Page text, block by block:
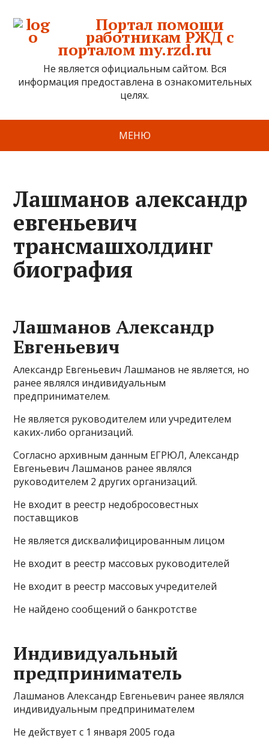
Портал помощи
работникам РЖД с
порталом my.rzd.ru
Не является официальным сайтом. Вся
информация предоставлена в ознакомительных
целях.
МЕНЮ
Лашманов александр
евгеньевич
трансмашхолдинг
биография
Лашманов Александр
Евгеньевич
Александр Евгеньевич Лашманов не является, но
ранее являлся индивидуальным
предпринимателем.
Не является руководителем или учредителем
каких-либо организаций.
Согласно архивным данным ЕГРЮЛ, Александр
Евгеньевич Лашманов ранее являлся
руководителем 2 других организаций.
Не входит в реестр недобросовестных
поставщиков
Не является дисквалифицированным лицом
Не входит в реестр массовых руководителей
Не входит в реестр массовых учредителей
Не найдено сообщений о банкротстве
Индивидуальный
предприниматель
Лашманов Александр Евгеньевич ранее являлся
индивидуальным предпринимателем
Не действует с 1 января 2005 года